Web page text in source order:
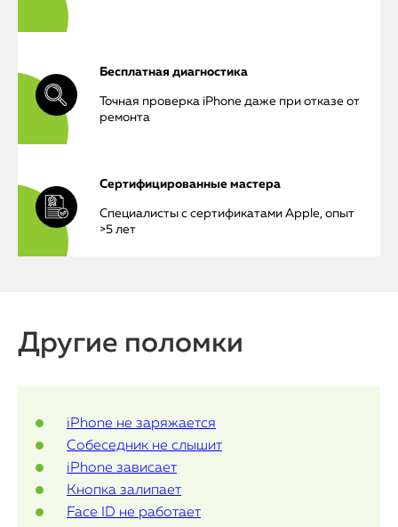
iPhone
MacBook
О нас
Контакты
Бесплатная диагностика
Точная проверка iPhone даже при отказе от
ремонта
Сертифицированные мастера
Специалисты с сертификатами Apple, опыт
>5 лет
Другие поломки
iPhone не заряжается
Собеседник не слышит
iPhone зависает
Кнопка залипает
Face ID не работает